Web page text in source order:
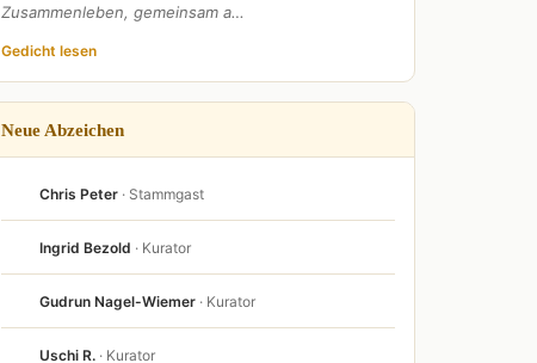
Zusammenleben, gemeinsam a…
Gedicht lesen
Neue Abzeichen
Chris Peter · Stammgast
Ingrid Bezold · Kurator
Gudrun Nagel-Wiemer · Kurator
Uschi R. · Kurator